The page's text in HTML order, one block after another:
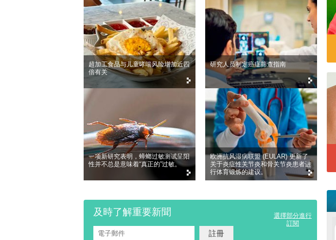
超加工食品与儿童哮喘风险增加近四
倍有关
一项新研究表明，蟑螂过敏测试呈阳
性并不总是意味着“真正的”过敏。
研究人员制定癌症筛查指南
欧洲抗风湿病联盟 (EULAR) 更新了
关于炎症性关节炎和骨关节炎患者进
行体育锻炼的建议。
選擇部分進行
訂閱
及時了解重要新聞
電子郵件